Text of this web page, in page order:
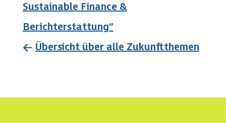
Sustainable Finance &
Berichterstattung“
← Übersicht über alle Zukunftthemen